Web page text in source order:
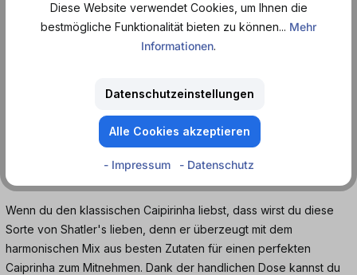
Produktinformationen
Caipirinha Karneval auf der Zunge.
Der prickelnde Geschmack von Cachaça, fruchtiger Limette und
feinstem Rohrzucker bringen dir den Flair Brasiliens direkt zu dir
einem Longdrinkglas mit viel crushed Ice.
Wenn du den klassischen Caipirinha liebst, dass wirst du diese
Sorte von Shatler's lieben, denn er überzeugt mit dem
harmonischen Mix aus besten Zutaten für einen perfekten
Caiprinha zum Mitnehmen. Dank der handlichen Dose kannst du
Diese Website verwendet Cookies, um Ihnen die
bestmögliche Funktionalität bieten zu können... Mehr
Informationen.
Datenschutzeinstellungen
Alle Cookies akzeptieren
- Impressum - Datenschutz